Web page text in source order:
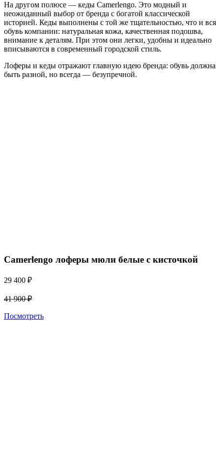
На другом полюсе — кеды Camerlengo. Это модный и
неожиданный выбор от бренда с богатой классической
историей. Кеды выполнены с той же тщательностью, что и вся
обувь компании: натуральная кожа, качественная подошва,
внимание к деталям. При этом они легки, удобны и идеально
вписываются в современный городской стиль.
Лоферы и кеды отражают главную идею бренда: обувь должна
быть разной, но всегда — безупречной.
Camerlengo лоферы мюли белые с кисточкой
29 400 ₽
41 900₽
Посмотреть